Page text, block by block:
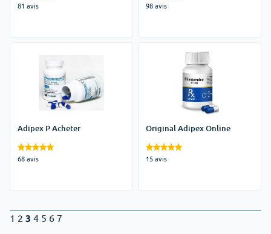
81 avis 98 avis
Adipex P Acheter
68 avis
Original Adipex Online
15 avis
1 2 3 4 5 6 7